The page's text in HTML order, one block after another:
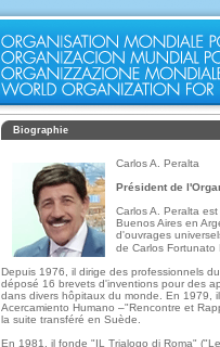
Biographie
Carlos A. Peralta
Président de
Carlos A. Peralta
Buenos Aires en
d'ouvrages
de Carlos
Depuis 1976, il dirige des professionnels
déposé 16 brevets d'inventions pour des
dans divers hôpitaux du monde. En 1979,
Acercamiento Humano –"Rencontre et
la suite transféré en Suède.
En 1981, il fonde "IL Trialogo di Roma"